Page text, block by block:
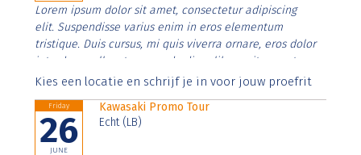
Lorem ipsum dolor sit amet, consectetur adipiscing
elit. Suspendisse varius enim in eros elementum
tristique. Duis cursus, mi quis viverra ornare, eros dolor
interdum nulla, ut commodo diam libero vitae erat.
Aenean faucibus nibh et justo cursus id rutrum lorem
Kies een locatie en schrijf je in voor jouw proefrit
Friday
26
JUNE
Kawasaki Promo Tour
Echt (LB)